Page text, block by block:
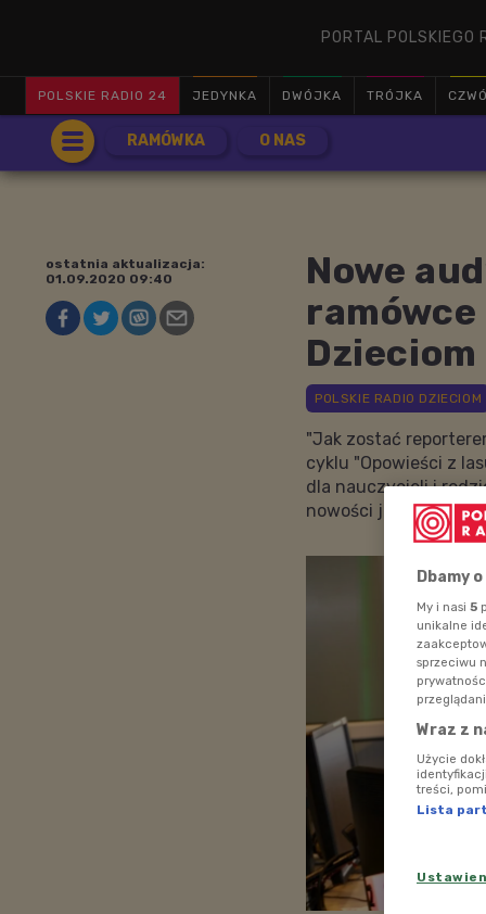
PORTAL POLSKIEGO
POLSKIE RADIO 24 JEDYNKA DWÓJKA TRÓJKA
RAMÓWKA O NAS
Nowe
ramówce
Dzieciom
ostatnia aktualizacja:
01.09.2020 09:40
"Jak zostać
cyklu "Opowieści z
dla nauczycieli i
nowości jesiennej
Dbamy
My i nasi 5
unikalne
sprzeciwu
Wraz z
Użycie
treści,
Lista